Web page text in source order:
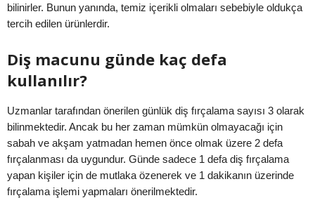
bilinirler. Bunun yanında, temiz içerikli olmaları sebebiyle oldukça
tercih edilen ürünlerdir.
Diş macunu günde kaç defa
kullanılır?
Uzmanlar tarafından önerilen günlük diş fırçalama sayısı 3 olarak
bilinmektedir. Ancak bu her zaman mümkün olmayacağı için
sabah ve akşam yatmadan hemen önce olmak üzere 2 defa
fırçalanması da uygundur. Günde sadece 1 defa diş fırçalama
yapan kişiler için de mutlaka özenerek ve 1 dakikanın üzerinde
fırçalama işlemi yapmaları önerilmektedir.